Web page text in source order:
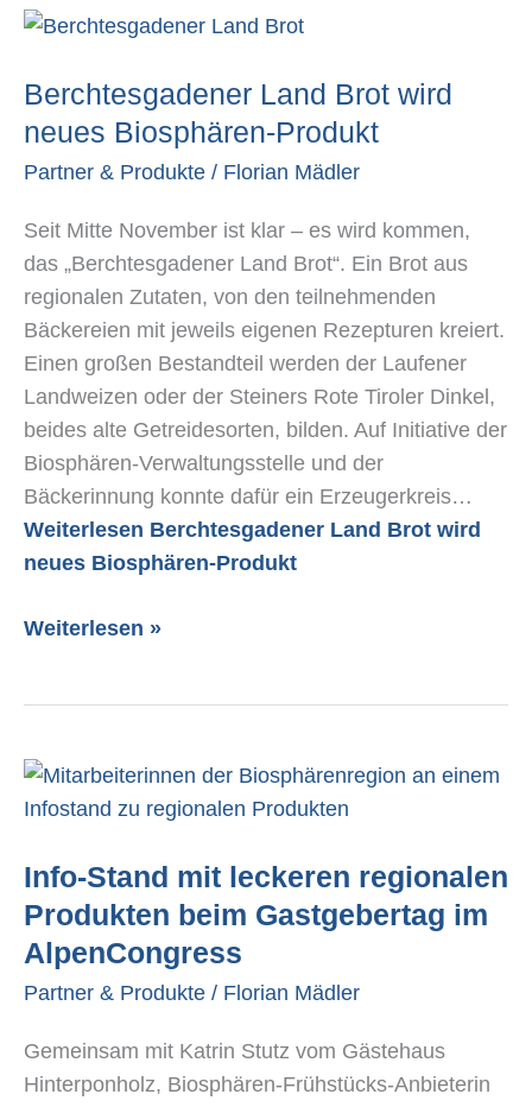
Berchtesgadener Land Brot wird
neues Biosphären-Produkt
Partner & Produkte / Florian Mädler
Seit Mitte November ist klar – es wird kommen,
das „Berchtesgadener Land Brot“. Ein Brot aus
regionalen Zutaten, von den teilnehmenden
Bäckereien mit jeweils eigenen Rezepturen kreiert.
Einen großen Bestandteil werden der Laufener
Landweizen oder der Steiners Rote Tiroler Dinkel,
beides alte Getreidesorten, bilden. Auf Initiative der
Biosphären-Verwaltungsstelle und der
Bäckerinnung konnte dafür ein Erzeugerkreis…
Weiterlesen Berchtesgadener Land Brot wird
neues Biosphären-Produkt
Berchtesgadener
Brot
wird
Produkt
Weiterlesen »
Info-Stand mit leckeren regionalen
Produkten beim Gastgebertag im
AlpenCongress
Partner & Produkte / Florian Mädler
Gemeinsam mit Katrin Stutz vom Gästehaus
Hinterponholz, Biosphären-Frühstücks-Anbieterin
Info-
Stand
leckeren
regionalen
Produkten
beim
Gastgebertag
im
AlpenCongress